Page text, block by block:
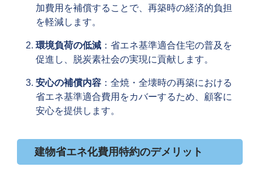
加費用を補償することで、再築時の経済的負担
を軽減します。
環境負荷の低減：省エネ基準適合住宅の普及を
促進し、脱炭素社会の実現に貢献します。
安心の補償内容：全焼・全壊時の再築における
省エネ基準適合費用をカバーするため、顧客に
安心を提供します。
建物省エネ化費用特約のデメリット